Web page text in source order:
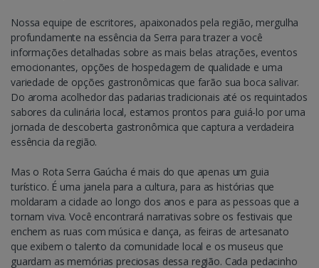
Nossa equipe de escritores, apaixonados pela região, mergulha
profundamente na essência da Serra para trazer a você
informações detalhadas sobre as mais belas atrações, eventos
emocionantes, opções de hospedagem de qualidade e uma
variedade de opções gastronômicas que farão sua boca salivar.
Do aroma acolhedor das padarias tradicionais até os requintados
sabores da culinária local, estamos prontos para guiá-lo por uma
jornada de descoberta gastronômica que captura a verdadeira
essência da região.
Mas o Rota Serra Gaúcha é mais do que apenas um guia
turístico. É uma janela para a cultura, para as histórias que
moldaram a cidade ao longo dos anos e para as pessoas que a
tornam viva. Você encontrará narrativas sobre os festivais que
enchem as ruas com música e dança, as feiras de artesanato
que exibem o talento da comunidade local e os museus que
guardam as memórias preciosas dessa região. Cada pedacinho